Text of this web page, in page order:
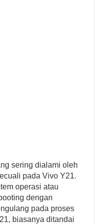
sering dialami oleh
pada Vivo Y21.
operasi atau
dengan
pada proses
biasanya ditandai